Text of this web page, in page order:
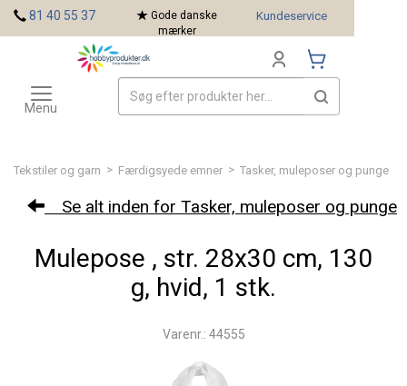
Tekstiler og garn > Færdigsyede emner > Tasker, muleposer og punge
Se alt inden for Tasker, muleposer og punge
Mulepose , str. 28x30 cm, 130
g, hvid, 1 stk.
Varenr.: 44555
81 40 55 37
Gode danske
mærker
Kundeservice
Toggle
navigation
Menu
Mærker